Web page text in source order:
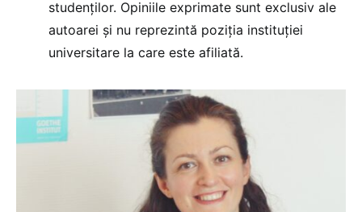
studenților. Opiniile exprimate sunt exclusiv ale
autoarei și nu reprezintă poziția instituției
universitare la care este afiliată.